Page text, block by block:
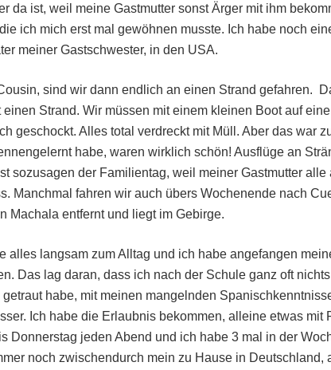
da ist, weil meine Gastmutter sonst Ärger mit ihm
ich mich erst mal gewöhnen musste. Ich habe noch
meiner Gastschwester, in den USA.
sind wir dann endlich an einen Strand gefahren.
Strand. Wir müssen mit einem kleinen Boot auf
geschockt. Alles total verdreckt mit Müll. Aber das war
habe, waren wirklich schön! Ausflüge an
sozusagen der Familientag, weil meiner Gastmutter alle
Manchmal fahren wir auch übers Wochenende nach
Machala entfernt und liegt im Gebirge.
alles langsam zum Alltag und ich habe angefangen
Das lag daran, dass ich nach der Schule ganz oft
habe, mit meinen mangelnden
Ich habe die Erlaubnis bekommen, alleine etwas mit
Donnerstag jeden Abend und ich habe 3 mal in der
noch zwischendurch mein zu Hause in Deutschland,